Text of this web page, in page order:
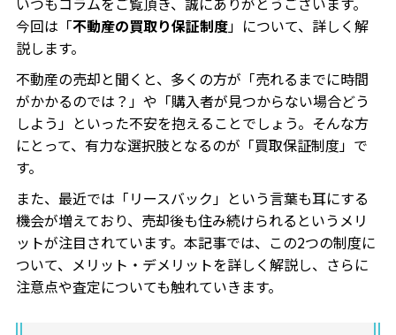
今回は「不動産の買取り保証制度」について、詳しく解
説します。
不動産の売却と聞くと、多くの方が「売れるまでに時間
がかかるのでは？」や「購入者が見つからない場合どう
しよう」といった不安を抱えることでしょう。そんな方
にとって、有力な選択肢となるのが「買取保証制度」で
す。
また、最近では「リースバック」という言葉も耳にする
機会が増えており、売却後も住み続けられるというメリ
ットが注目されています。本記事では、この2つの制度に
ついて、メリット・デメリットを詳しく解説し、さらに
注意点や査定についても触れていきます。